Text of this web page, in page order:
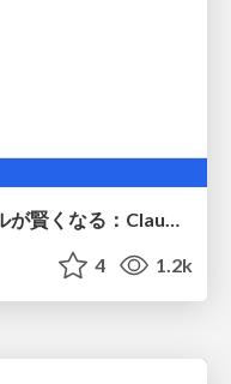
4 1.2k